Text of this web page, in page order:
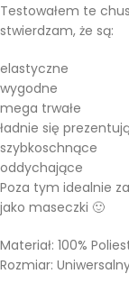
Testowałem te
stwierdzam, że są:
elastyczne
wygodne
mega trwałe
ładnie się
szybkoschnące
oddychające
Poza tym idealnie
jako maseczki 🙂
Materiał: 100%
Rozmiar: